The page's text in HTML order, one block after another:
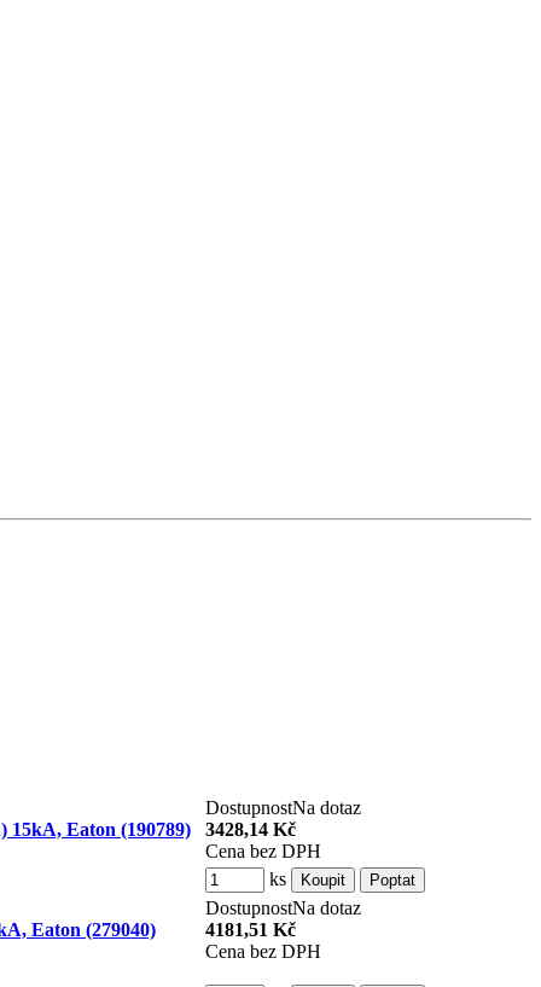
15kA, Eaton (190789)
DostupnostNa dotaz
3428,14 Kč
Cena bez DPH
ks
Eaton (279040)
DostupnostNa dotaz
4181,51 Kč
Cena bez DPH